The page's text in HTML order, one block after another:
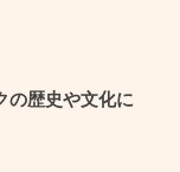
の歴史や文化に